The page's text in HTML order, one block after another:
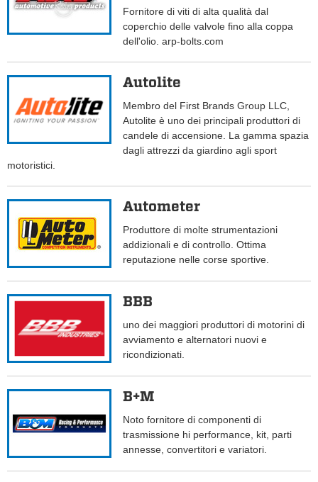
Fornitore di viti di alta qualità dal
coperchio delle valvole fino alla coppa
dell'olio. arp-bolts.com
Autolite
Membro del First Brands Group LLC,
Autolite è uno dei principali produttori di
candele di accensione. La gamma spazia
dagli attrezzi da giardino agli sport
motoristici.
Autometer
Produttore di molte strumentazioni
addizionali e di controllo. Ottima
reputazione nelle corse sportive.
BBB
uno dei maggiori produttori di motorini di
avviamento e alternatori nuovi e
ricondizionati.
B+M
Noto fornitore di componenti di
trasmissione hi performance, kit, parti
annesse, convertitori e variatori.